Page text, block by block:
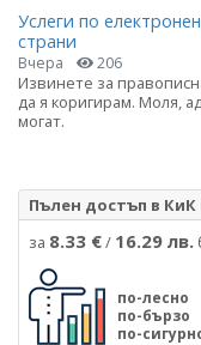
Услеги по
страни
Вчера 206
Извинете за
да я коригирам. Моля,
могат.
Пълен достъп в
за 8.33 €/ 16.29 лв.
по-лесно
по-бързо
по-